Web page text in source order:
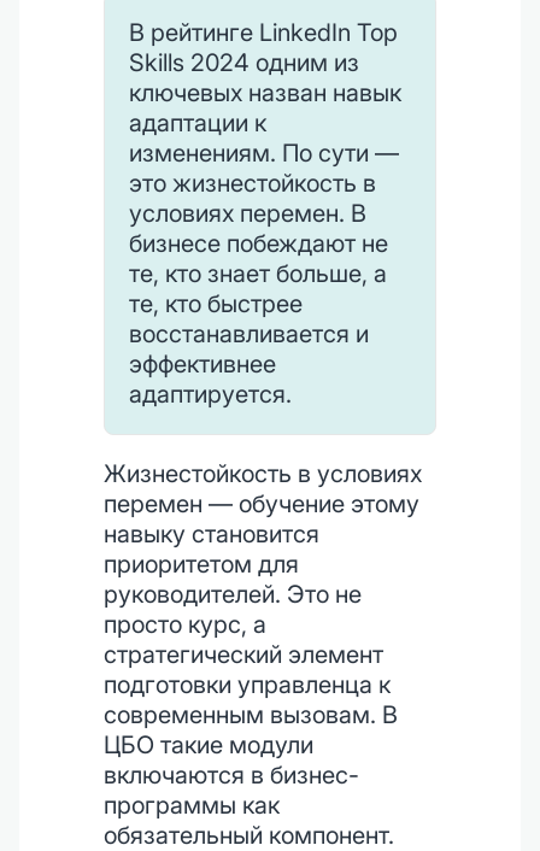
В рейтинге LinkedIn Top
Skills 2024 одним из
ключевых назван навык
адаптации к
изменениям. По сути —
это жизнестойкость в
условиях перемен. В
бизнесе побеждают не
те, кто знает больше, а
те, кто быстрее
восстанавливается и
эффективнее
адаптируется.
Жизнестойкость в условиях
перемен — обучение этому
навыку становится
приоритетом для
руководителей. Это не
просто курс, а
стратегический элемент
подготовки управленца к
современным вызовам. В
ЦБО такие модули
включаются в бизнес-
программы как
обязательный компонент.